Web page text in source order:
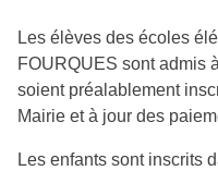
Les élèves des écoles
FOURQUES sont admis
soient préalablement
Mairie et à jour des
Les enfants sont inscrits